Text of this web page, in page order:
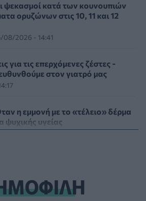
ψεκασμοί κατά των κουνουπιών
ορυζώνων στις 10, 11 και 12
08/2026 - 14:41
τις επερχόμενες ζέστες -
στον γιατρό μας
η εμμονή με το «τέλειο» δέρμα
ψυχικής υγείας
08/2026 - 13:54